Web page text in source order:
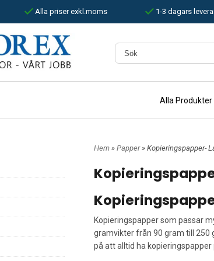
Alla priser exkl.moms 1-3 dagars
Alla Produkter
Hem» Papper» Kopieringspapper-
Kopieringspapper som passar
gramvikter från 90 gram till 250
på att alltid ha kopieringspapper